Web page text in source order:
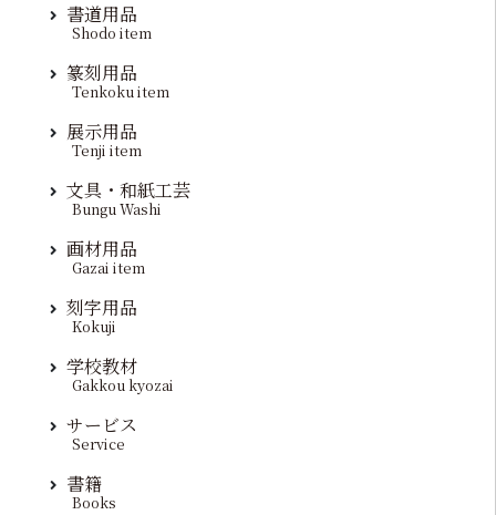
書道用品
Shodo item
篆刻用品
Tenkoku item
展示用品
Tenji item
文具・和紙工芸
Bungu Washi
画材用品
Gazai item
刻字用品
Kokuji
学校教材
Gakkou kyozai
サービス
Service
書籍
Books